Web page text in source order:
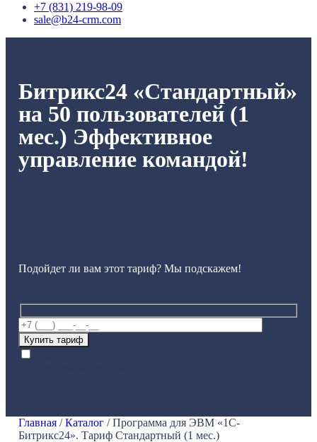
+7 (831) 219-98-09
sale@b24-crm.com
Битрикс24 «Стандартный»
на 50 пользователей (1
мес.) Эффективное
управление командой!
Подойдет ли вам этот тариф? Мы подскажем!
Главная / Каталог / Программа для ЭВМ «1С-
Битрикс24». Тариф Стандартный (1 мес.)